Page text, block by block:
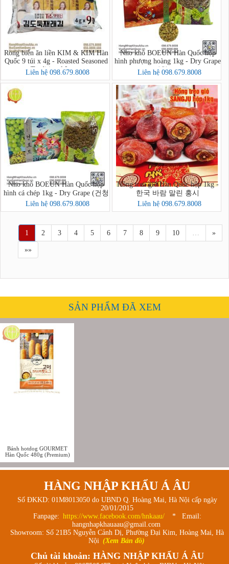
Rong biển ăn liền KIM & KIM Hàn
Quốc 9 túi x 4g - Roasted Seasoned
Traditional Laver
Liên hệ 098.679.8008
Nho khô BOEUN Hàn Quốc hộp
hình phượng hoàng 1kg - Dry Grape
(건청포도)
Liên hệ 098.679.8008
Nho khô BOEUN Hàn Quốc hộp
hình cá chép 1kg - Dry Grape (건청
포도)
Liên hệ 098.679.8008
Hồng treo gió Hàn Quốc hộp 1kg -
한국 바람 말린 홍시
Liên hệ 098.679.8008
1 2 3 4 5 6 7 8 9 10 … »
»»
SẢN PHẨM ĐÃ XEM
Bánh hotdog GOURMET
Hàn Quốc 480g (Premium)
HÀNG NHẬP KHẨU Á ÂU
Số ĐKKD: 01M8013050 do UBND Q. Hoàng Mai, Hà Nội cấp ngày
20/01/2015
Fanpage: https://www.facebook.com/hnkaau/
* Email:
hangnhapkhauaau@gmail.com
Showroom: Số 21B5 Nguyễn Cảnh Dị, Phường Đại Kim, Hoàng Mai, Hà
Nội (Xem Bản đồ)
Chủ tài khoản: HÀNG NHẬP KHẨU Á ÂU